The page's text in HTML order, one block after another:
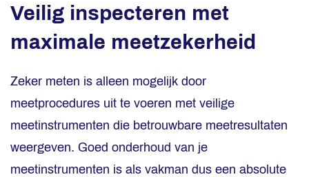
Veilig inspecteren met
maximale meetzekerheid
Zeker meten is alleen mogelijk door
meetprocedures uit te voeren met veilige
meetinstrumenten die betrouwbare meetresultaten
weergeven. Goed onderhoud van je
meetinstrumenten is als vakman dus een absolute